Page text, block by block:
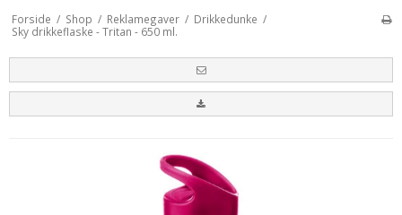
Forside / Shop / Reklamegaver / Drikkedunke /
Sky drikkeflaske - Tritan - 650 ml.